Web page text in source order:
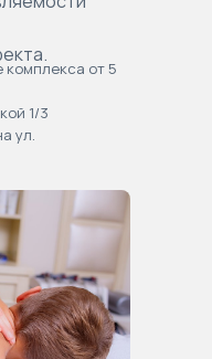
комплекса от 5
1/3
ул.